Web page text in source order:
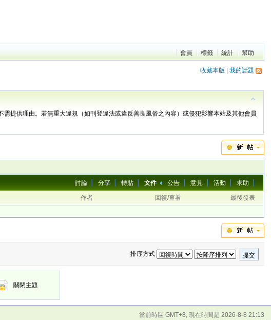
會員 標籤 統計 幫助
收藏本版 我的話題
提供理由。若無重大違規（如刊登違法或違反善良風俗之內容）或侵犯影響本站及其他會員
討論 分享 轉貼 文件 公告 意見 活動 求助
作者 回復/查看
最後發表
排序方式 提交
關閉主題
當前時區 GMT+8, 現在時間是 2026-8-8 21:13